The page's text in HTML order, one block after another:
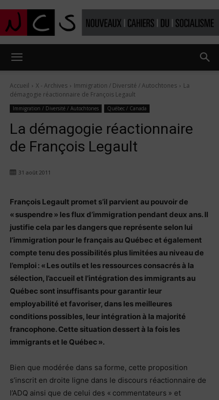
du
Accueil X - Archives Immigration / Diversité / Autochtones
La
démagogie réactionnaire de François Legault
Immigration / Diversité / Autochtones Québec / Canada
La démagogie réactionnaire
de François Legault
31 août 2011
François Legault promet s’il parvient au pouvoir de
« suspendre » les flux d’immigration pendant deux ans. Il
justifie cela par les dangers que représente selon lui
l’immigration pour le français au Québec et également
compte tenu des possibilités plus limitées au niveau de
l’emploi : « Les outils et les ressources consacrés à la
sélection, l’accueil et l’intégration des immigrants au
Québec sont insuffisants pour garantir leur
employabilité et favoriser, dans les meilleures
conditions possibles, leur intégration à la majorité
francophone. Cette situation dessert à la fois les
immigrants et le Québec ».
Bien que modérée dans sa forme, cette proposition
s’inscrit en droite ligne dans le discours réactionnaire de
l’ADQ ainsi que de celui des « commentateurs » et